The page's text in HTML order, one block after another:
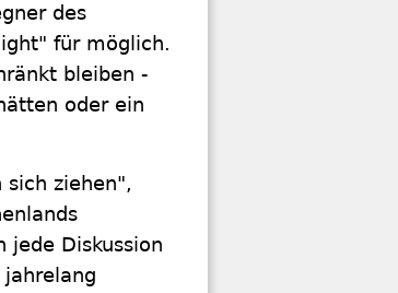
des
für möglich.
bleiben -
oder ein
ziehen",
jede Diskussion